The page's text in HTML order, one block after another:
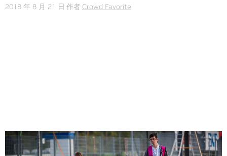
2018 年 8 月 21 日 作者 Crowd Favorite
Share